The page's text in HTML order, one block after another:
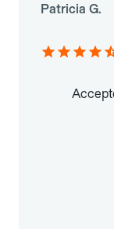
Patricia G.